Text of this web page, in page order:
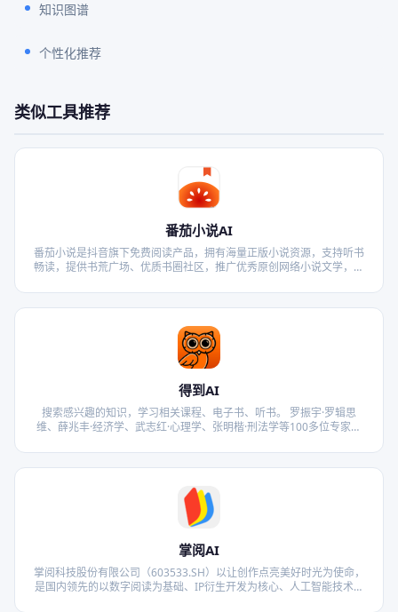
知识图谱
个性化推荐
类似工具推荐
番茄小说AI
番茄小说是抖音旗下免费阅读产品，拥有海量正版小说资源，支持听书
畅读，提供书荒广场、优质书圈社区，推广优秀原创网络小说文学，全
小说,都市小说,言情小说,青春小说,历史小说,军事小说,网游小说,科幻小
说,恐怖小说,首发小说,最新章节免费小说,热门小说,精品小说,好看小说,
小说连载,小说排行榜,小说在线阅读,小说下载
得到AI
搜索感兴趣的知识，学习相关课程、电子书、听书。 罗振宇·罗辑思
维、薛兆丰·经济学、武志红·心理学、张明楷·刑法学等100多位专家学
掌阅AI
掌阅科技股份有限公司（603533.SH）以让创作点亮美好时光为使命，
是国内领先的以数字阅读为基础、IP衍生开发为核心、人工智能技术为